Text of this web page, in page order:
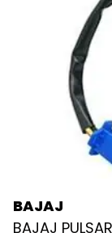
BAJAJ
BAJAJ